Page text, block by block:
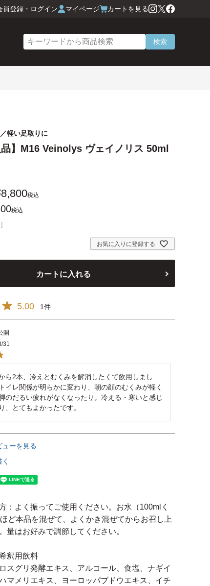
員登録・ログイン マイページ カートを見る
検索
軽い足取りに
品】M16 Veinolys ヴェイノリス 50ml
8,800税込
税込
お気に入りに登録する
カートに入れる
5.00 1
開
31
ら2本、冷えとむくみを解消したくて飲用しまし
イレ関係が明らかに変わり、朝の顔のむくみが軽く
のだるい疲れがなくなったり。冷える・寒いと感じ
ーを見る
：よく振ってご使用ください。お水（100mlく
ど本品を混ぜて、よくかき混ぜてからお召し上
量はお好みで調節してください。
釈用飲料
スグリ発酵エキス、アルコール、食塩、ナギイ
マメリエキス、ヨーロッパブドウエキス、イチ